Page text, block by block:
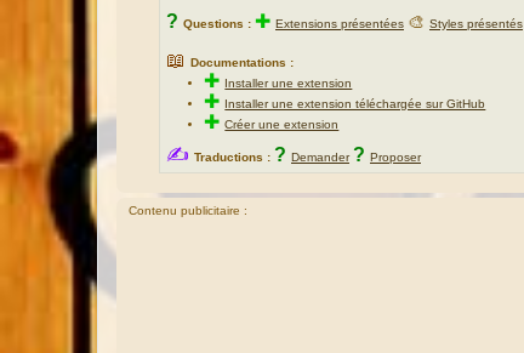
? Questions : ✚ Extensions présentées 🎨 Styles présentés
📖 Documentations :
✚ Installer une extension
✚ Installer une extension téléchargée sur GitHub
✚Créer une extension
✍ Traductions : ? Demander ? Proposer
Contenu publicitaire :